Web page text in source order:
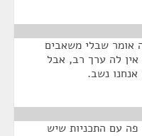
אומר שבלי משאבים
אין לה ערך רב, אבל
נשב.
פה עם התכניות שיש